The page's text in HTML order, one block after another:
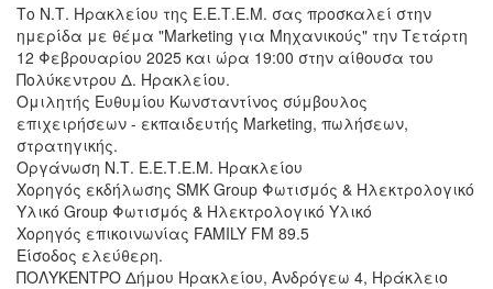
Το Ν.Τ. Ηρακλείου της Ε.Ε.Τ.Ε.Μ. σας προσκαλεί στην
ημερίδα με θέμα "Marketing για Μηχανικούς" την Τετάρτη
12 Φεβρουαρίου 2025 και ώρα 19:00 στην αίθουσα του
Πολύκεντρου Δ. Ηρακλείου.
Ομιλητής Ευθυμίου Κωνσταντίνος σύμβουλος
επιχειρήσεων - εκπαιδευτής Marketing, πωλήσεων,
στρατηγικής.
Οργάνωση Ν.Τ. Ε.Ε.Τ.Ε.Μ. Ηρακλείου
Χορηγός εκδήλωσης SMK Group Φωτισμός & Ηλεκτρολογικό
Υλικό Group Φωτισμός & Ηλεκτρολογικό Υλικό
Χορηγός επικοινωνίας FAMILY FM 89.5
Είσοδος ελεύθερη.
ΠΟΛΥΚΕΝΤΡΟ Δήμου Ηρακλείου, Ανδρόγεω 4, Ηράκλειο